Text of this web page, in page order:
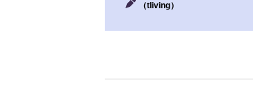
（tliving）